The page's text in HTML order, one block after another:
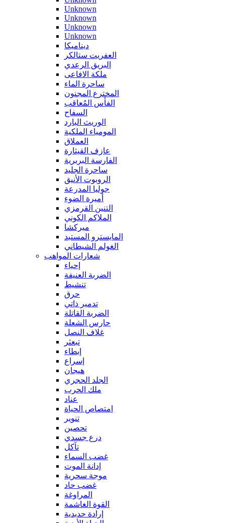
Unknown
Unknown
Unknown
Unknown
ديناميكا
العفريت ستالكر
البريق الرعدي
ملكة الافاعى
ساحرة الماء
المخترع المجنون
الفأس المُعاقب
السفاح
الوريث البارد
المومياء الملكية
العملاق
عازف القيثارة
الفارسة البربرية
ساحرة الجليد
الروبوت الأنيق
جوليا المدرعة
أميرة الضوء
التنين القرمزي
الملاكم الكوني
ميركشا
المايسترو المستبد
الغولم الشيطاني
شعارات المواهب
إحياء
الضربة العنيفة
تنشيط
حرق
تدمير ذاتي
الضربة القاتلة
حارس الشعلة
غلاف النصل
تبعثر
إبطاء
إسراع
هيجان
الجلد الحجري
ملك الحرب
عناد
امتصاص الحياة
تنوير
تحصين
درع جسدي
تآكل
غضب السماء
إدانة الموت
موجة سحرية
غضب حاد
المراوغة
القوة الغاشمة
إرادة حديدية